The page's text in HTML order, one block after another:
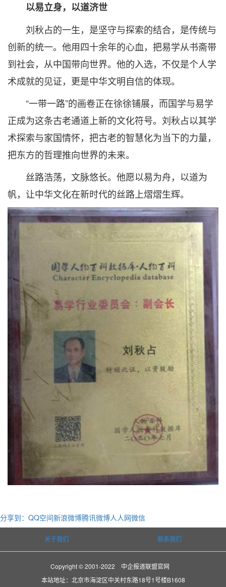
以易立身，以道济世
刘秋占的一生，是坚守与探索的结合，是传统与
创新的统一。他用四十余年的心血，把易学从书斋带
到社会，从中国带向世界。他的入选，不仅是个人学
术成就的见证，更是中华文明自信的体现。
“一带一路”的画卷正在徐徐铺展，而国学与易学
正成为这条古老通道上新的文化符号。刘秋占以其学
术探索与家国情怀，把古老的智慧化为当下的力量，
把东方的哲理推向世界的未来。
丝路浩荡，文脉悠长。他愿以易为舟，以道为
帆，让中华文化在新时代的丝路上熠熠生辉。
分享到： QQ空间新浪微博腾讯微博人人网微信
关于我们 联系我们
Copyright © 2001-2022 中企报道联盟官网
本站地址：北京市海淀区中关村东路18号1号楼B1608